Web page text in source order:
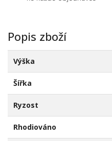
Popis zboží
Výška
Šířka
Ryzost
Rhodiováno